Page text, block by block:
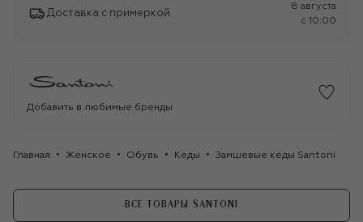
Доставка с примеркой
8 августа
c 10:00
Добавить в любимые бренды
Главная Женское Обувь Кеды Замшевые кеды Santoni
ВСЕ ТОВАРЫ SANTONI